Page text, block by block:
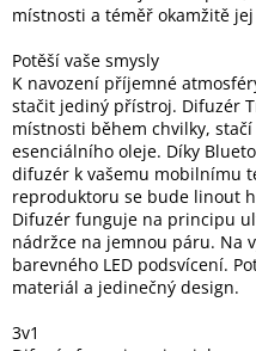
A
CARTRIDGE
OEM
Sestavy
počítačů
Inpraise
Kamerové
systémy
MILESIGHT
místnosti a téměř okamžitě
Potěší vaše smysly
K navození příjemné
stačit jediný přístroj. Difuzér
místnosti během chvilky,
esenciálního oleje. Díky
difuzér k vašemu mobilnímu
reproduktoru se bude linout
Difuzér funguje na principu
nádržce na jemnou páru. Na
barevného LED podsvícení.
materiál a jedinečný design.
3v1